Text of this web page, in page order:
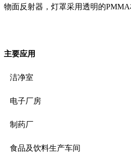
物面反射器，灯罩采用透明的PMMA
主要应用
洁净室
电子厂房
制药厂
食品及饮料生产车间